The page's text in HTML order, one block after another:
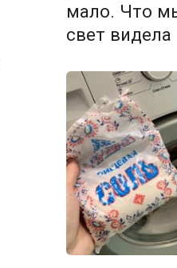
мало. Что
свет видела